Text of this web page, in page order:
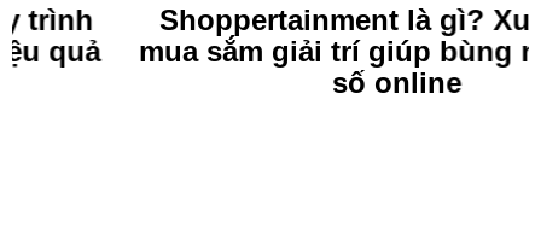
Shoppertainment là gì? Xu hướng
mua sắm giải trí giúp bùng nổ doanh
số online